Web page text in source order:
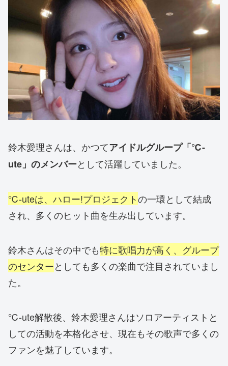
鈴木愛理さんは、かつてアイドルグループ「℃-
ute」のメンバーとして活躍していました。
℃-uteは、ハロー!プロジェクトの一環として結成
され、多くのヒット曲を生み出しています。
鈴木さんはその中でも特に歌唱力が高く、グループ
のセンターとしても多くの楽曲で注目されていまし
た。
℃-ute解散後、鈴木愛理さんはソロアーティストと
しての活動を本格化させ、現在もその歌声で多くの
ファンを魅了しています。